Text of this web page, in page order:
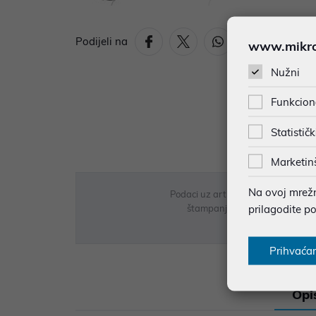
Podijeli na
Podaci uz artikle su prezentirani
štampanja te promjene u
Nužni
Na ovoj
prilagodite